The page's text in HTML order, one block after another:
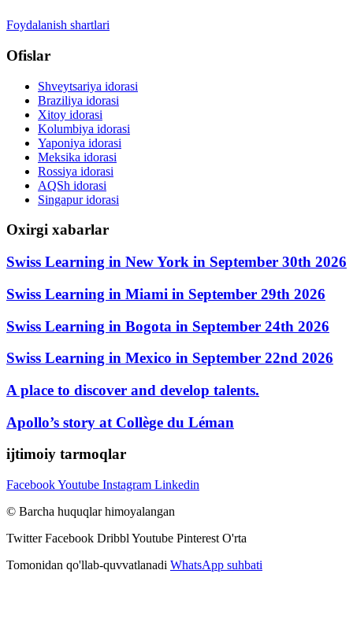
Foydalanish shartlari
Ofislar
Shveytsariya idorasi
Braziliya idorasi
Xitoy idorasi
Kolumbiya idorasi
Yaponiya idorasi
Meksika idorasi
Rossiya idorasi
AQSh idorasi
Singapur idorasi
Oxirgi xabarlar
Swiss Learning in New York in September 30th 2026
Swiss Learning in Miami in September 29th 2026
Swiss Learning in Bogota in September 24th 2026
Swiss Learning in Mexico in September 22nd 2026
A place to discover and develop talents.
Apollo’s story at Collège du Léman
ijtimoiy tarmoqlar
FacebookYoutube Instagram Linkedin
© Barcha huquqlar himoyalangan
Twitter Facebook Dribbl Youtube Pinterest O'rta
Tomonidan qo'llab-quvvatlanadi WhatsApp suhbati